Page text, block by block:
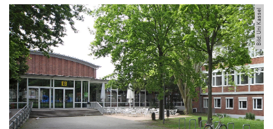
Bild: Uni Kassel